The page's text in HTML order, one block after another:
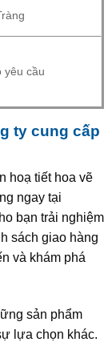
yêu cầu
ty cung cấp
hoạ tiết hoa vẽ
ngay tại
bạn trải nghiệm
sách giao hàng
và khám phá
sản phẩm
lựa chọn khác.